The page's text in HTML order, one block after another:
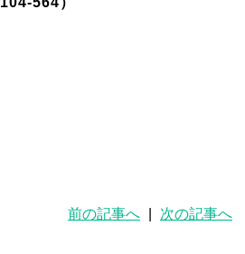
前の記事へ 次の記事へ